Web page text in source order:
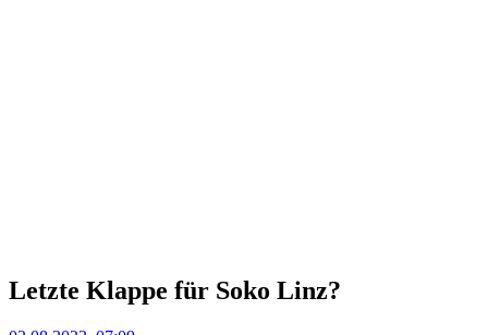
Letzte Klappe für Soko Linz?